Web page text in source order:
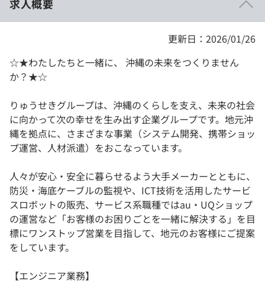
求人概要
更新日：2026/01/26
☆★わたしたちと一緒に、 沖縄の未来をつくりません
か？★☆
りゅうせきグループは、沖縄のくらしを支え、未来の社会
に向かって次の幸せを生み出す企業グループです。地元沖
縄を拠点に、さまざまな事業（システム開発、携帯ショッ
プ運営、人材派遣）をおこなっています。
人々が安心・安全に暮らせるよう大手メーカーとともに、
防災・海底ケーブルの監視や、ICT技術を活用したサービ
スロボットの販売、サービス系職種ではau・UQショップ
の運営など「お客様のお困りごとを一緒に解決する」を目
標にワンストップ営業を目指して、地元のお客様にご提案
をしています。
【エンジニア業務】